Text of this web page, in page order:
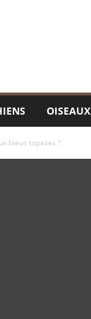
OISEAUX
bleus topazes ?